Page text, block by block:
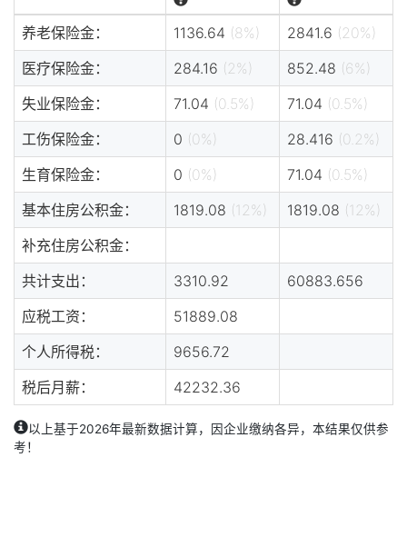
养老保险金： 1136.64 (8%) 2841.6 (20%)
医疗保险金：
284.16 (2%) 852.48 (6%)
失业保险金：
71.04 (0.5%) 71.04 (0.5%)
工伤保险金：
0 (0%) 28.416 (0.2%)
生育保险金：
0 (0%) 71.04 (0.5%)
基本住房公积金：
1819.08 (12%) 1819.08 (12%)
补充住房公积金：
共计支出：
3310.92
60883.656
应税工资：
51889.08
个人所得税：
9656.72
税后月薪：
42232.36
以上基于2026年最新数据计算，因企业缴纳各异，本结果仅供参
考！